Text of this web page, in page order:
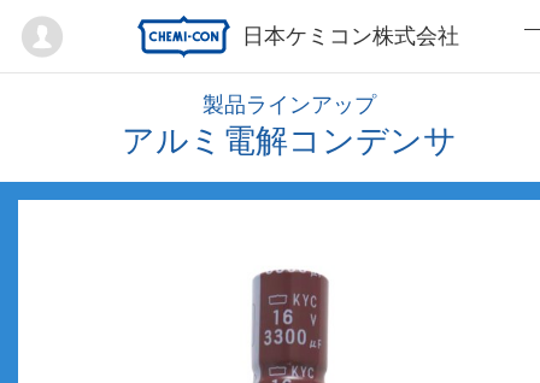
日本ケミコン株式会社
Mypage
製品ラインアップ
アルミ電解コンデンサ